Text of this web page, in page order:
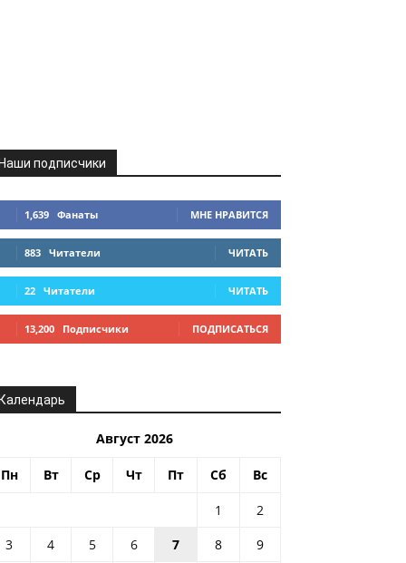
подписчики
1,639 Фанаты МНЕ НРАВИТСЯ
883 Читатели ЧИТАТЬ
22 Читатели ЧИТАТЬ
13,200 Подписчики ПОДПИСАТЬСЯ
Август 2026
Пн Вт Ср Чт Пт Сб Вс
1
2
3
4 5 6 7 8
9